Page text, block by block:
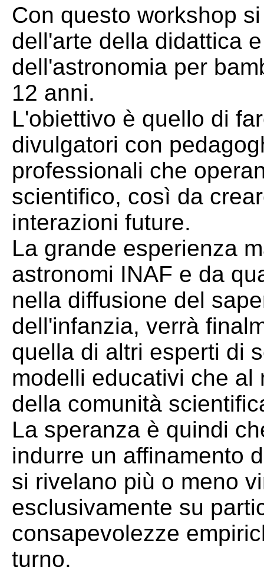
Con questo workshop
dell'arte della didattica
dell'astronomia per
12 anni.
L'obiettivo è quello di
divulgatori con
professionali che
scientifico, così da
interazioni future.
La grande esperienza
astronomi INAF e da
nella diffusione del
dell'infanzia, verrà
quella di altri esperti di
modelli educativi che al
della comunità
La speranza è quindi
indurre un affinamento
si rivelano più o meno
esclusivamente su
consapevolezze
turno.